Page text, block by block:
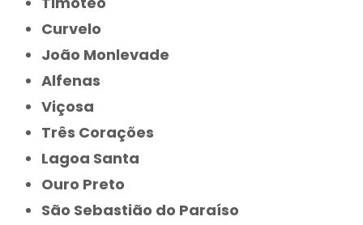
Curvelo
João Monlevade
Alfenas
Viçosa
Três Corações
Lagoa Santa
Ouro Preto
São Sebastião do Paraíso